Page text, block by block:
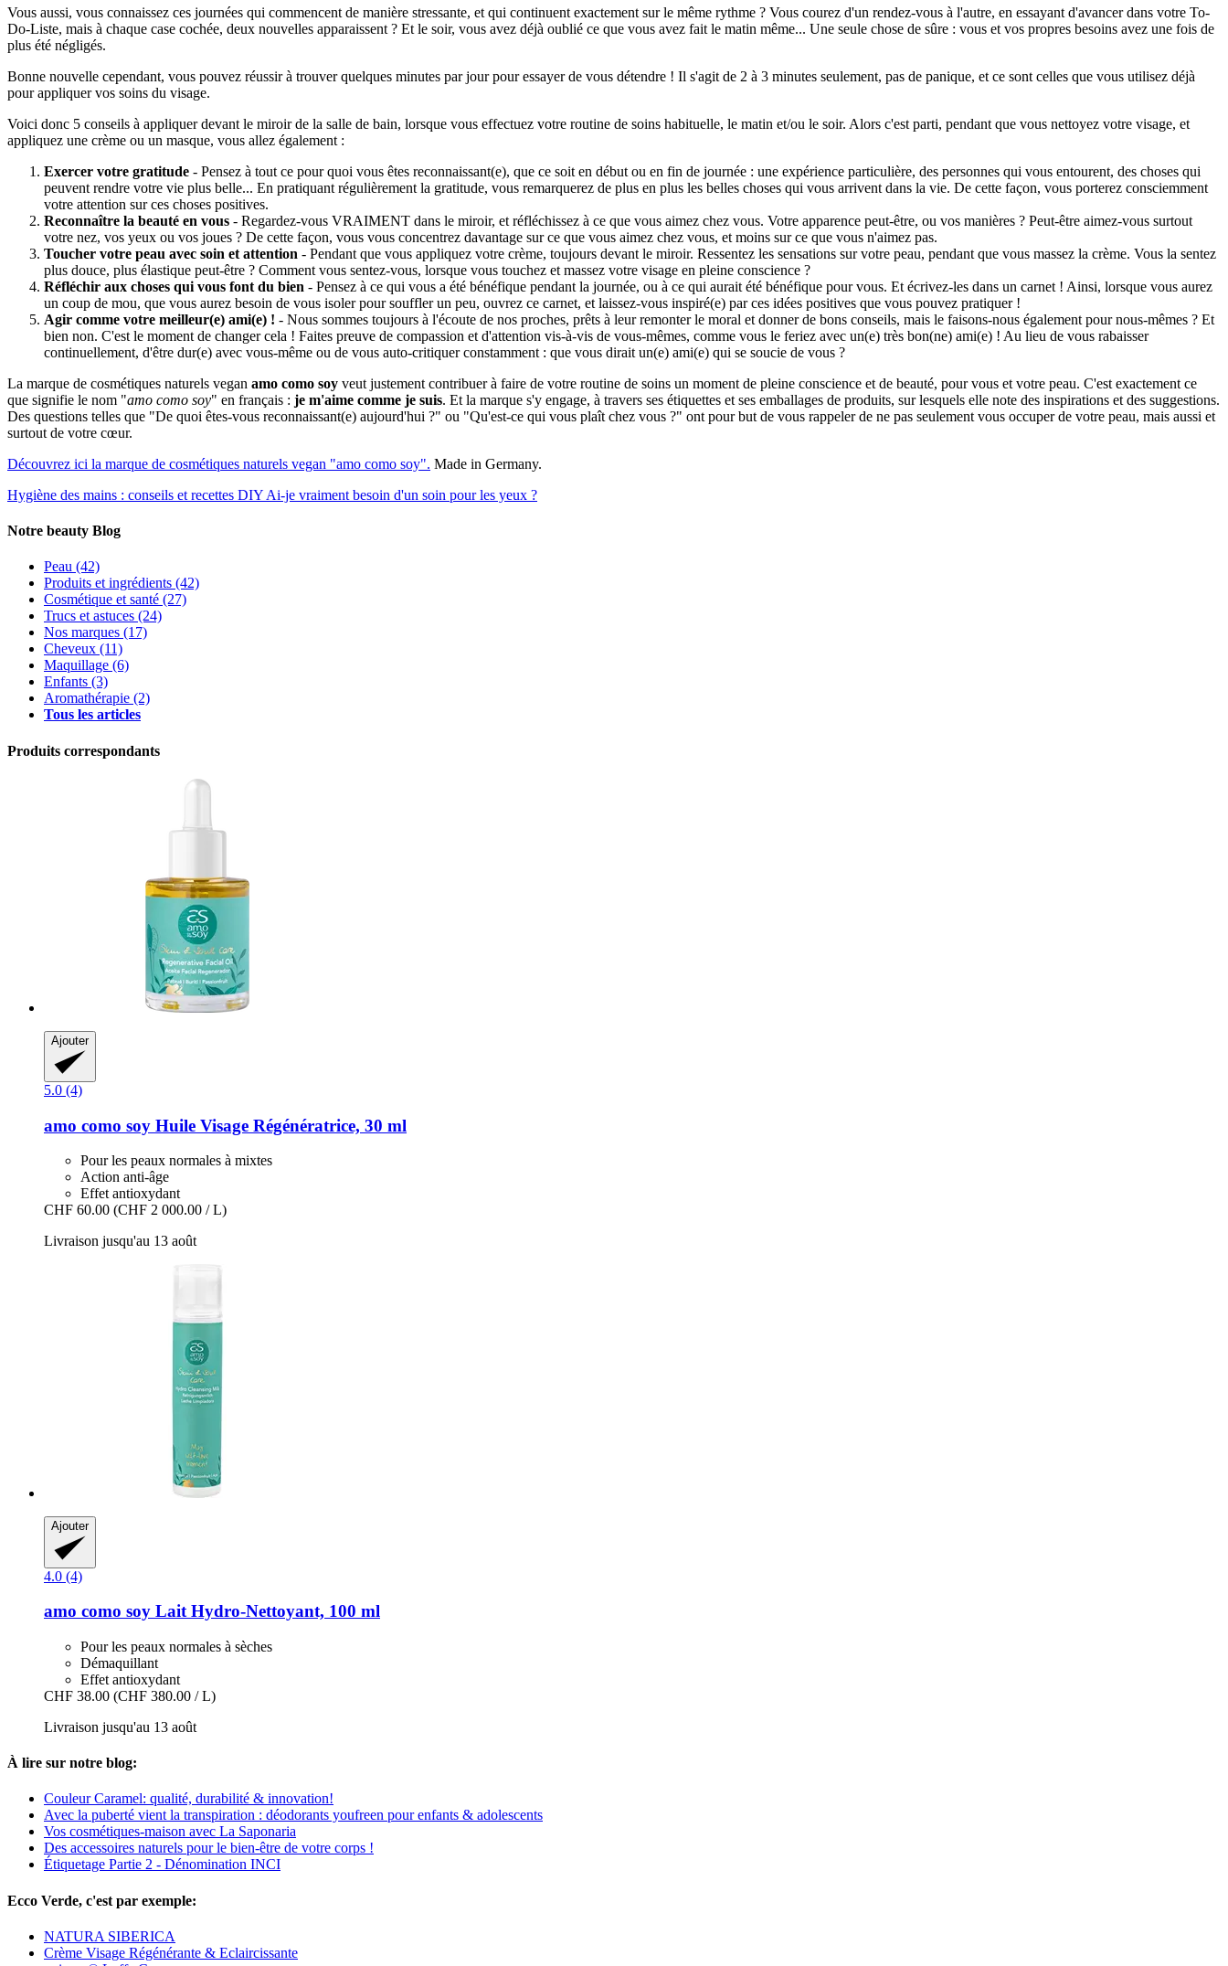
Vous aussi, vous connaissez ces journées qui commencent de manière stressante, et qui continuent exactement sur le même rythme ? Vous courez d'un rendez-vous à l'autre, en essayant d'avancer dans votre To-
Do-Liste, mais à chaque case cochée, deux nouvelles apparaissent ? Et le soir, vous avez déjà oublié ce que vous avez fait le matin même... Une seule chose de sûre : vous et vos propres besoins avez une fois de
plus été négligés.
Bonne nouvelle cependant, vous pouvez réussir à trouver quelques minutes par jour pour essayer de vous détendre ! Il s'agit de 2 à 3 minutes seulement, pas de panique, et ce sont celles que vous utilisez déjà
pour appliquer vos soins du visage.
Voici donc 5 conseils à appliquer devant le miroir de la salle de bain, lorsque vous effectuez votre routine de soins habituelle, le matin et/ou le soir. Alors c'est parti, pendant que vous nettoyez votre visage, et
appliquez une crème ou un masque, vous allez également :
Exercer votre gratitude - Pensez à tout ce pour quoi vous êtes reconnaissant(e), que ce soit en début ou en fin de journée : une expérience particulière, des personnes qui vous entourent, des choses qui
peuvent rendre votre vie plus belle... En pratiquant régulièrement la gratitude, vous remarquerez de plus en plus les belles choses qui vous arrivent dans la vie. De cette façon, vous porterez consciemment
votre attention sur ces choses positives.
Reconnaître la beauté en vous - Regardez-vous VRAIMENT dans le miroir, et réfléchissez à ce que vous aimez chez vous. Votre apparence peut-être, ou vos manières ? Peut-être aimez-vous surtout
votre nez, vos yeux ou vos joues ? De cette façon, vous vous concentrez davantage sur ce que vous aimez chez vous, et moins sur ce que vous n'aimez pas.
Toucher votre peau avec soin et attention - Pendant que vous appliquez votre crème, toujours devant le miroir. Ressentez les sensations sur votre peau, pendant que vous massez la crème. Vous la sentez
plus douce, plus élastique peut-être ? Comment vous sentez-vous, lorsque vous touchez et massez votre visage en pleine conscience ?
Réfléchir aux choses qui vous font du bien - Pensez à ce qui vous a été bénéfique pendant la journée, ou à ce qui aurait été bénéfique pour vous. Et écrivez-les dans un carnet ! Ainsi, lorsque vous aurez
un coup de mou, que vous aurez besoin de vous isoler pour souffler un peu, ouvrez ce carnet, et laissez-vous inspiré(e) par ces idées positives que vous pouvez pratiquer !
Agir comme votre meilleur(e) ami(e) ! - Nous sommes toujours à l'écoute de nos proches, prêts à leur remonter le moral et donner de bons conseils, mais le faisons-nous également pour nous-mêmes ? Et
bien non. C'est le moment de changer cela ! Faites preuve de compassion et d'attention vis-à-vis de vous-mêmes, comme vous le feriez avec un(e) très bon(ne) ami(e) ! Au lieu de vous rabaisser
continuellement, d'être dur(e) avec vous-même ou de vous auto-critiquer constamment : que vous dirait un(e) ami(e) qui se soucie de vous ?
La marque de cosmétiques naturels vegan amo como soy veut justement contribuer à faire de votre routine de soins un moment de pleine conscience et de beauté, pour vous et votre peau. C'est exactement ce
que signifie le nom "amo como soy" en français : je m'aime comme je suis. Et la marque s'y engage, à travers ses étiquettes et ses emballages de produits, sur lesquels elle note des inspirations et des suggestions.
Des questions telles que "De quoi êtes-vous reconnaissant(e) aujourd'hui ?" ou "Qu'est-ce qui vous plaît chez vous ?" ont pour but de vous rappeler de ne pas seulement vous occuper de votre peau, mais aussi et
surtout de votre cœur.
Découvrez ici la marque de cosmétiques naturels vegan "amo como soy". Made in Germany.
Hygiène des mains : conseils et recettes DIY Ai-je vraiment besoin d'un soin pour les yeux ?
Notre beauty Blog
Peau (42)
Produits et ingrédients (42)
Cosmétique et santé (27)
Trucs et astuces (24)
Nos marques (17)
Cheveux (11)
Maquillage (6)
Enfants (3)
Aromathérapie (2)
Tous les articles
Produits correspondants
Ajouter
5.0 (4)
amo como soy Huile Visage Régénératrice, 30 ml
Pour les peaux normales à mixtes
Action anti-âge
Effet antioxydant
CHF 60.00 (CHF 2 000.00 / L)
Livraison jusqu'au 13 août
Ajouter
4.0 (4)
amo como soy Lait Hydro-​Nettoyant, 100 ml
Pour les peaux normales à sèches
Démaquillant
Effet antioxydant
CHF 38.00 (CHF 380.00 / L)
Livraison jusqu'au 13 août
À lire sur notre blog:
Couleur Caramel: qualité, durabilité & innovation!
Avec la puberté vient la transpiration : déodorants youfreen pour enfants & adolescents
Vos cosmétiques-maison avec La Saponaria
Des accessoires naturels pour le bien-être de votre corps !
Étiquetage Partie 2 - Dénomination INCI
Ecco Verde, c'est par exemple:
NATURA SIBERICA
Crème Visage Régénérante & Eclaircissante